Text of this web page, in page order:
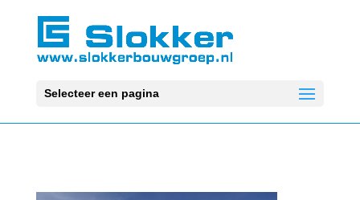
Selecteer een pagina